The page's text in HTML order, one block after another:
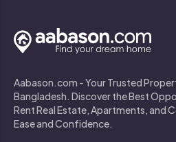
Aabason.com - Your Trusted
Bangladesh. Discover the Best
Rent Real Estate, Apartments, and
Ease and Confidence.